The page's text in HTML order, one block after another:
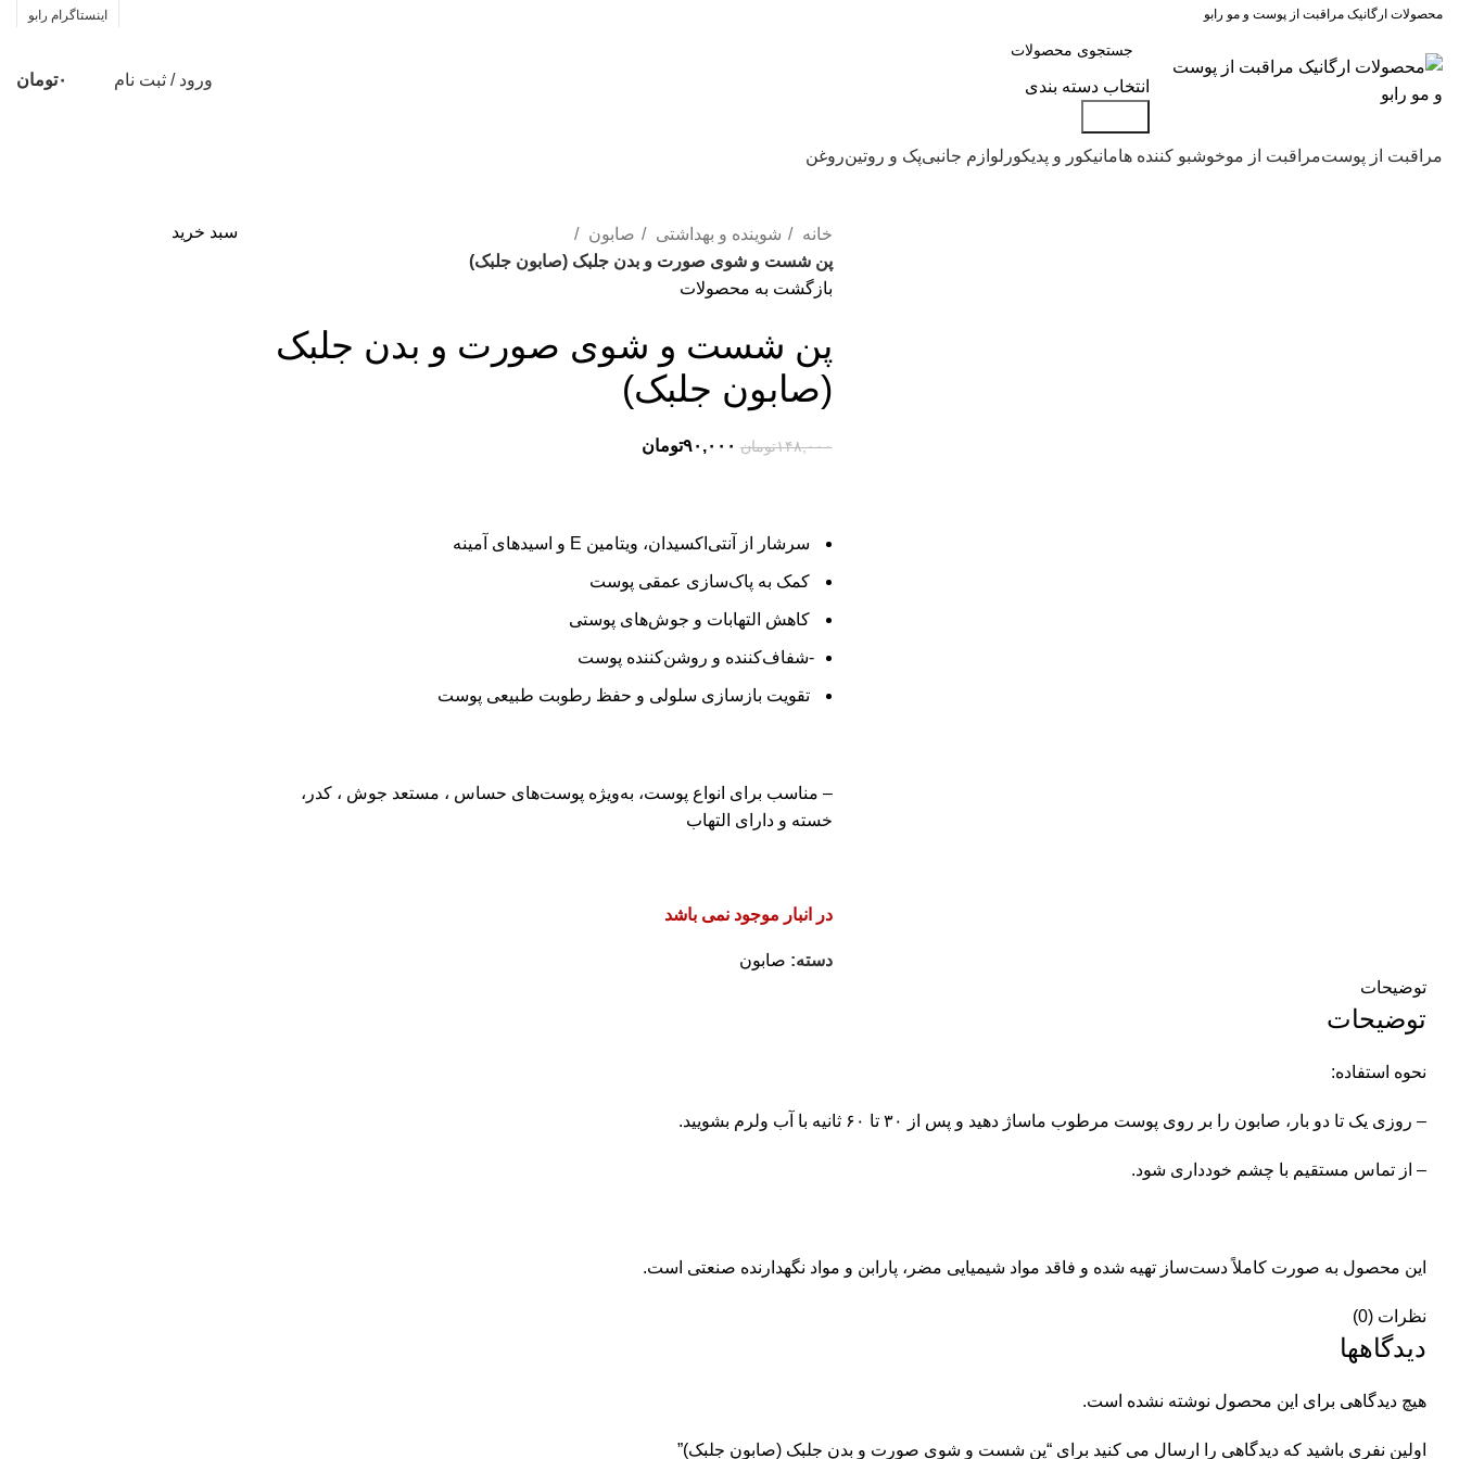
محصولات ارگانیک مراقبت از پوست و مو رابو اینستاگرام رابو
انتخاب دسته بندی
ورود / ثبت نام ۰تومان
مراقبت از پوستمراقبت از موخوشبو کننده هامانیکور و پدیکور لوازم جانبیپک و روتینروغن
خانه شوینده و بهداشتی
صابون
پن شست و شوی صورت و بدن جلبک (صابون جلبک)
بازگشت به محصولات
پن شست و شوی صورت و بدن جلبک
(صابون جلبک)
۱۴۸,۰۰۰تومان قیمت
۹۰,۰۰۰تومان
سرشار از آنتی‌اکسیدان، ویتامین E و اسیدهای آمینه
کمک به پاک‌سازی عمقی پوست
کاهش التهابات و جوش‌های پوستی
-شفاف‌کننده و روشن‌کننده پوست
تقویت بازسازی سلولی و حفظ رطوبت طبیعی پوست
– مناسب برای انواع پوست، به‌ویژه پوست‌های حساس ، مستعد جوش ، کدر،
خسته و دارای التهاب
در انبار موجود نمی باشد
دسته: صابون
سبد خرید
توضیحات
توضیحات
نحوه استفاده:
– روزی یک تا دو بار، صابون را بر روی پوست مرطوب ماساژ دهید و پس از ۳۰ تا ۶۰ ثانیه با آب ولرم بشویید.
– از تماس مستقیم با چشم خودداری شود.
این محصول به صورت کاملاً دست‌ساز تهیه شده و فاقد مواد شیمیایی مضر، پارابن و مواد نگهدارنده صنعتی است.
نظرات (0)
دیدگاهها
هیچ دیدگاهی برای این محصول نوشته نشده است.
اولین نفری باشید که دیدگاهی را ارسال می کنید برای “پن شست و شوی صورت و بدن جلبک (صابون جلبک)”